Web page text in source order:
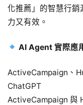
化推薦」的智慧行
力又有效。
AI Agent 實際應
ActiveCampaign、
ChatGPT
ActiveCampaign 與